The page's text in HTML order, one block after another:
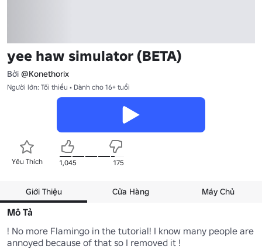
yee haw simulator (BETA)
Bởi @Konethorix
Người lớn: Tối thiểu • Dành cho 16+ tuổi
Yêu Thích 1,045 175
Giới Thiệu Cửa Hàng Máy Chủ
Mô Tả
! No more Flamingo in the tutorial! I know many people are
annoyed because of that so I removed it !